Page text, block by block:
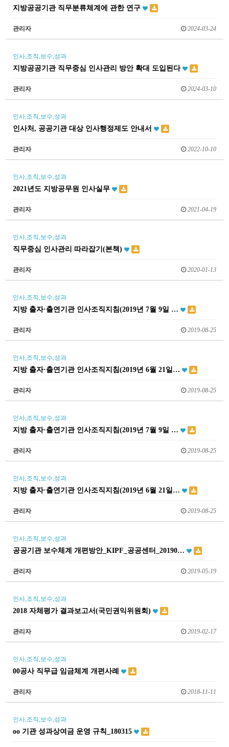
지방공공기관 직무분류체계에 관한 연구
관리자 2024-03-24
인사,조직,보수,성과
지방공공기관 직무중심 인사관리 방안 확대 도입된다
관리자 2024-03-10
인사,조직,보수,성과
인사처, 공공기관 대상 인사행정제도 안내서
관리자 2022-10-10
인사,조직,보수,성과
2021년도 지방공무원 인사실무
관리자 2021-04-19
인사,조직,보수,성과
직무중심 인사관리 따라잡기(본책)
관리자 2020-01-13
인사,조직,보수,성과
지방 출자·출연기관 인사조직지침(2019년 7월 9일 …
관리자 2019-08-25
인사,조직,보수,성과
지방 출자·출연기관 인사조직지침(2019년 6월 21일…
관리자 2019-08-25
인사,조직,보수,성과
지방 출자·출연기관 인사조직지침(2019년 7월 9일 …
관리자 2019-08-25
인사,조직,보수,성과
지방 출자·출연기관 인사조직지침(2019년 6월 21일…
관리자 2019-08-25
인사,조직,보수,성과
공공기관 보수체계 개편방안_KIPF_공공센터_20190…
관리자 2019-05-19
인사,조직,보수,성과
2018 자체평가 결과보고서(국민권익위원회)
관리자 2019-02-17
인사,조직,보수,성과
00공사 직무급 임금체계 개편사례
관리자 2018-11-11
인사,조직,보수,성과
oo 기관 성과상여금 운영 규칙_180315